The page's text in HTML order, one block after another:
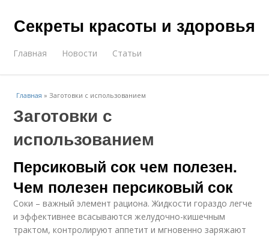
Секреты красоты и здоровья
Главная Новости Статьи
Главная »Заготовки с использованием
Заготовки с
использованием
Персиковый сок чем полезен.
Чем полезен персиковый сок
Соки – важный элемент рациона. Жидкости гораздо легче
и эффективнее всасываются желудочно-кишечным
трактом, контролируют аппетит и мгновенно заряжают